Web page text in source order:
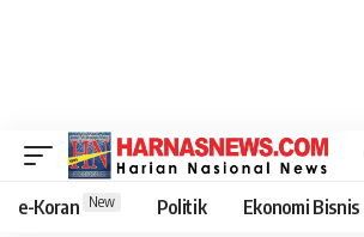
e-Koran New Politik Ekonomi Bisnis